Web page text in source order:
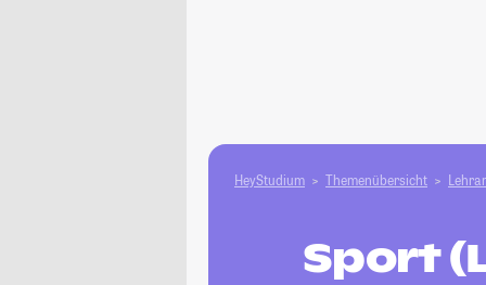
HeyStudium Themenübersicht
Sport